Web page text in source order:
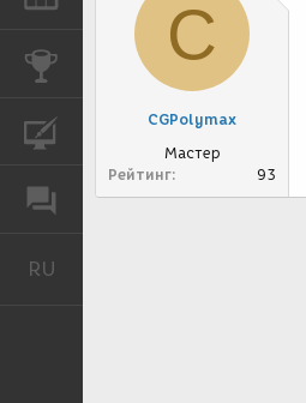
КОНКУРСЫ
ФОРУМ
RU
C
CGPolymax
Мастер
Рейтинг
93